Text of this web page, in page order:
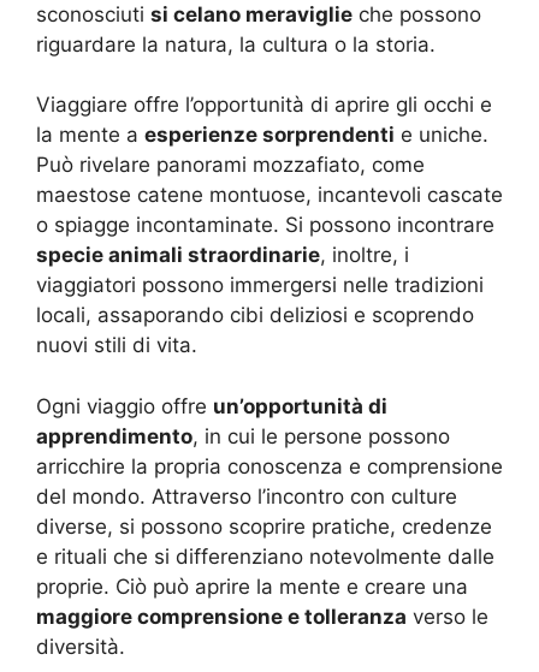
sconosciuti si celano meraviglie che possono
riguardare la natura, la cultura o la storia.
Viaggiare offre l’opportunità di aprire gli occhi e
la mente a esperienze sorprendenti e uniche.
Può rivelare panorami mozzafiato, come
maestose catene montuose, incantevoli cascate
o spiagge incontaminate. Si possono incontrare
specie animali straordinarie, inoltre, i
viaggiatori possono immergersi nelle tradizioni
locali, assaporando cibi deliziosi e scoprendo
nuovi stili di vita.
Ogni viaggio offre un’opportunità di
apprendimento, in cui le persone possono
arricchire la propria conoscenza e comprensione
del mondo. Attraverso l’incontro con culture
diverse, si possono scoprire pratiche, credenze
e rituali che si differenziano notevolmente dalle
proprie. Ciò può aprire la mente e creare una
maggiore comprensione e tolleranza verso le
diversità.